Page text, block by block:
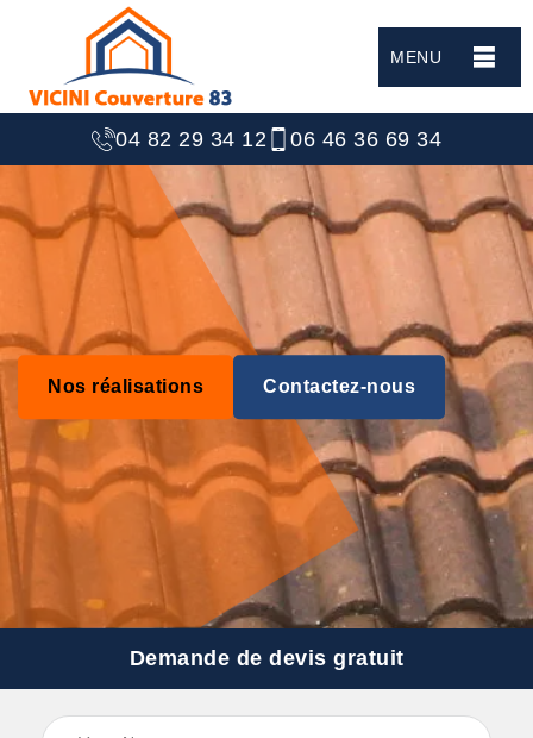
MENU
04 82 29 34 12 06 46 36 69 34
Nos réalisations Contactez-nous
Demande de devis gratuit